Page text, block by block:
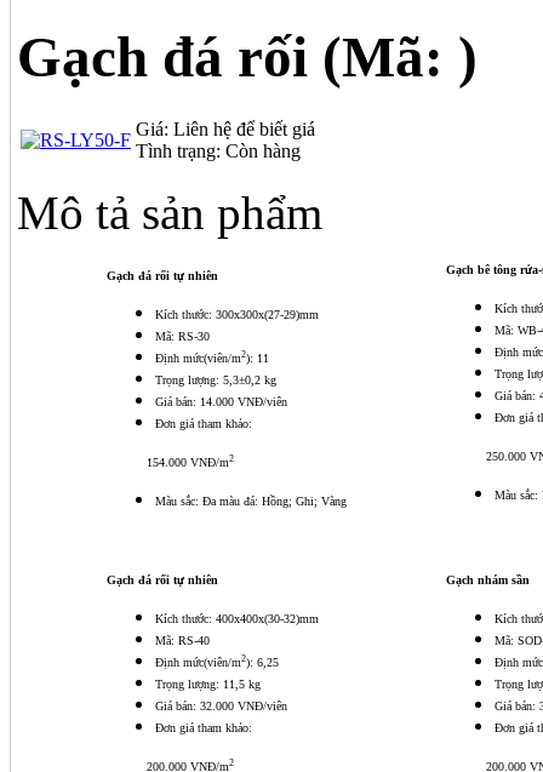
Gạch đá rối (Mã: )
Giá: Liên hệ để biết giá
Tình trạng: Còn hàng
Mô tả sản phẩm
Gạch đá rối tự nhiên
Kích thước: 300x300x(27-29)mm
Mã: RS-30
Định mức(viên/m2): 11
Trọng lượng: 5,3±0,2 kg
Giá bán: 14.000 VNĐ/viên
Đơn giá tham khảo:
154.000 VNĐ/m2
Màu sắc: Đa màu đá: Hồng; Ghi; Vàng
Gạch bê tông
Kích
Mã: WB-
Định
Trọng
Giá bán:
Đơn giá
250.000
Màu sắc:
Gạch đá rối tự nhiên
Kích thước: 400x400x(30-32)mm
Mã: RS-40
Định mức(viên/m2): 6,25
Trọng lượng: 11,5 kg
Giá bán: 32.000 VNĐ/viên
Đơn giá tham khảo:
200.000 VNĐ/m2
Gạch nhám sần
Kích
Mã:
Định
Trọng
Giá bán:
Đơn giá
200.000